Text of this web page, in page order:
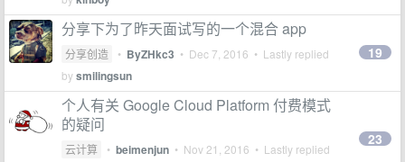
分享下为了昨天面试写的一个混合 app
分享创造 • ByZHkc3 • Dec 7, 2016 • Lastly replied
bysmilingsun
19
个人有关 Google Cloud Platform 付费模式
的疑问
云计算 • beimenjun • Nov 21, 2016 • Lastly replied
23